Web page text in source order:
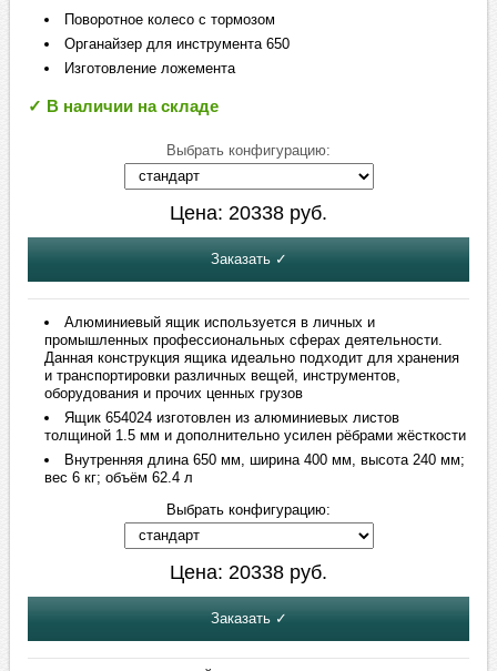
Поворотное колесо с тормозом
Органайзер для инструмента 650
Изготовление ложемента
✓ В наличии на складе
Выбрать конфигурацию:
Цена: 20338 руб.
Заказать ✓
Алюминиевый ящик используется в личных и
промышленных профессиональных сферах деятельности.
Данная конструкция ящика идеально подходит для хранения
и транспортировки различных вещей, инструментов,
оборудования и прочих ценных грузов
Ящик 654024 изготовлен из алюминиевых листов
толщиной 1.5 мм и дополнительно усилен рёбрами жёсткости
Внутренняя длина 650 мм, ширина 400 мм, высота 240 мм;
вес 6 кг; объём 62.4 л
Выбрать конфигурацию:
Цена: 20338 руб.
Заказать ✓